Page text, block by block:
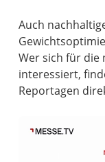
Auch
Wer sich für die
interessiert,
Reportagen